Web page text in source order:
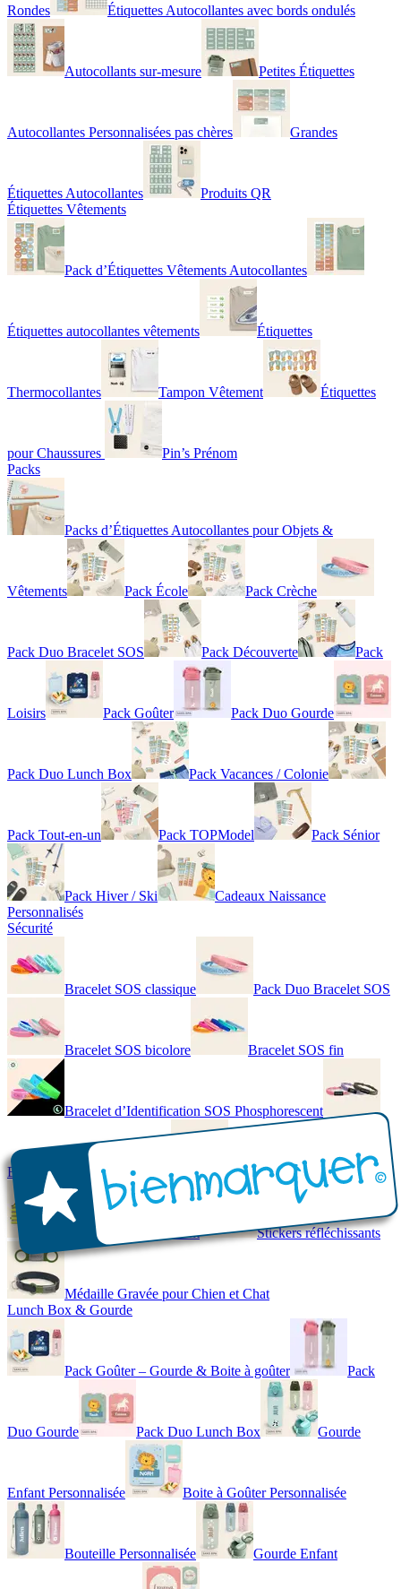
Rondes Étiquettes Autocollantes avec bords ondulés
Autocollants sur-mesure Petites Étiquettes
Autocollantes Personnalisées pas chères Grandes
Étiquettes Autocollantes
Produits QR
Étiquettes Vêtements
Pack d’Étiquettes Vêtements Autocollantes
Étiquettes autocollantes vêtements Étiquettes
Thermocollantes Tampon Vêtement Étiquettes
pour Chaussures
Pin’s Prénom
Packs
Packs d’Étiquettes Autocollantes pour Objets &
Vêtements Pack École Pack Crèche
Pack Duo Bracelet SOS Pack Découverte Pack
Loisirs Pack Goûter Pack Duo Gourde
Pack Duo Lunch Box Pack Vacances / Colonie
Pack Tout-en-un Pack TOPModel Pack Sénior
Pack Hiver / Ski
Cadeaux Naissance
Personnalisés
Sécurité
Bracelet SOS classique Pack Duo Bracelet SOS
Bracelet SOS bicolore Bracelet SOS fin
Bracelet d’Identification SOS Phosphorescent
Bracelet personnalisé élégant Bracelet Personnalisé en cuir
Gilet de Sécurité Enfant Stickers réfléchissants
Médaille Gravée pour Chien et Chat
Lunch Box & Gourde
Pack Goûter – Gourde & Boite à goûter Pack
Duo Gourde Pack Duo Lunch Box Gourde
Enfant Personnalisée Boite à Goûter Personnalisée
Bouteille Personnalisée Gourde Enfant